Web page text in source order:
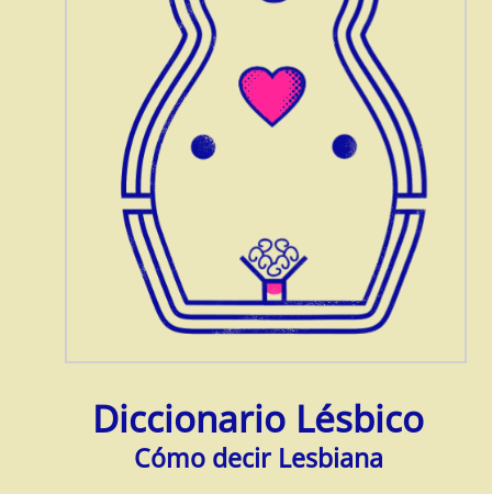
Diccionario Lésbico
Cómo decir Lesbiana